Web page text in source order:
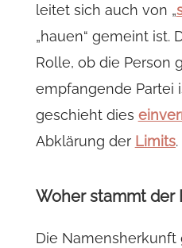
leitet sich auch von „
„hauen“ gemeint ist.
Rolle, ob die Person
empfangende Partei
geschieht dies
Abklärung der Limits.
Woher stammt der
Die Namensherkunft